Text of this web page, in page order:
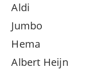
Aldi
Jumbo
Hema
Albert Heijn